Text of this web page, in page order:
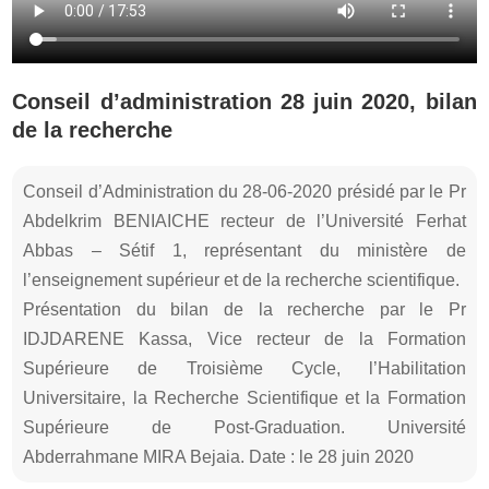
Conseil d’administration 28 juin 2020, bilan
de la recherche
Conseil d’Administration du 28-06-2020 présidé par le Pr
Abdelkrim BENIAICHE recteur de l’Université Ferhat
Abbas – Sétif 1, représentant du ministère de
l’enseignement supérieur et de la recherche scientifique.
Présentation du bilan de la recherche par le Pr
IDJDARENE Kassa, Vice recteur de la Formation
Supérieure de Troisième Cycle, l’Habilitation
Universitaire, la Recherche Scientifique et la Formation
Supérieure de Post-Graduation. Université
Abderrahmane MIRA Bejaia. Date : le 28 juin 2020